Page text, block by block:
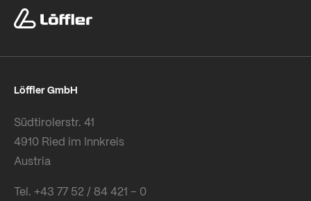
Löffler GmbH
Südtirolerstr. 41
4910 Ried im Innkreis
Austria
Tel. +43 77 52 / 84 421 – 0